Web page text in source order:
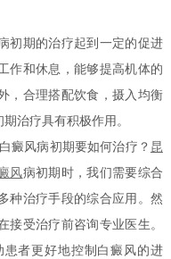
期的治疗起到一定的促进
作和休息，能够提高机体的
，合理搭配饮食，摄入均衡
治疗具有积极作用。
风病初期要如何治疗？ 昆
风病初期时，我们需要综合
种治疗手段的综合应用。然
接受治疗前咨询专业医生。
者更好地控制白癜风的进